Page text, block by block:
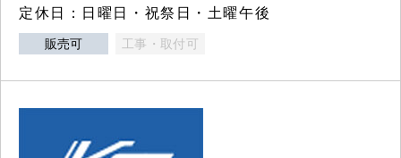
定休日：日曜日・祝祭日・土曜午後
販売可 工事・取付可